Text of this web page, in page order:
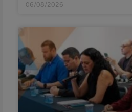
06/08/2026